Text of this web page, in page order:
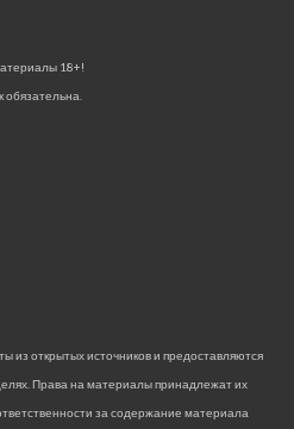
18+!
из открытых источников и предоставляются
Права на материалы принадлежат их
за содержание материала